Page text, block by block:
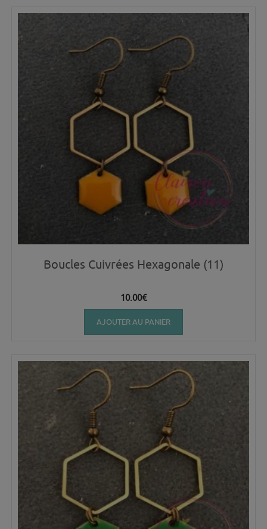
Boucles Cuivrées Hexagonale (11)
10.00€
AJOUTER AU PANIER